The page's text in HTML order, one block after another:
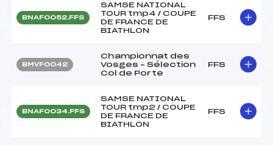
BNAF0052.FFS
SAMSE NATIONAL
TOUR tmp4 / COUPE
DE FRANCE DE
BIATHLON
FFS
BMVF0042
Championnat des
Vosges – Sélection
Col de Porte
FFS
BNAF0034.FFS
SAMSE NATIONAL
TOUR tmp2 / COUPE
DE FRANCE DE
BIATHLON
FFS